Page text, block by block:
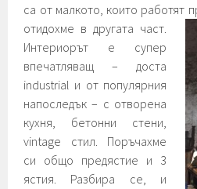
са от малкото, които работят
отидохме в другата част.
Интериорът е супер
впечатляващ – доста
industrial и от популярния
напоследък – с отворена
кухня, бетонни стени,
vintage стил. Поръчахме
си общо предястие и 3
ястия. Разбира се, и